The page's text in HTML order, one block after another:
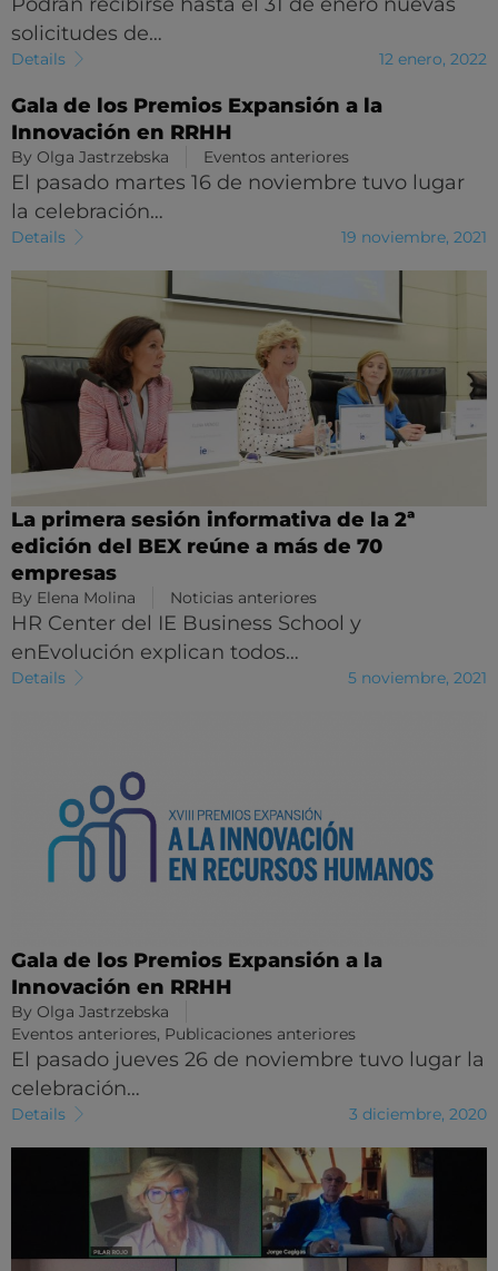
Podrán recibirse hasta el 31 de enero nuevas
solicitudes de…
Details 12 enero, 2022
Gala de los Premios Expansión a la
Innovación en RRHH
By Olga Jastrzebska Eventos anteriores
El pasado martes 16 de noviembre tuvo lugar
la celebración…
Details 19 noviembre, 2021
La primera sesión informativa de la 2ª
edición del BEX reúne a más de 70
empresas
By Elena Molina Noticias anteriores
HR Center del IE Business School y
enEvolución explican todos…
Details 5 noviembre, 2021
Gala de los Premios Expansión a la
Innovación en RRHH
By Olga Jastrzebska
Eventos anteriores, Publicaciones anteriores
El pasado jueves 26 de noviembre tuvo lugar la
celebración…
Details 3 diciembre, 2020